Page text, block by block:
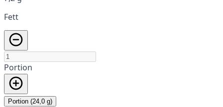
Fett
Portion
Portion (24,0 g)